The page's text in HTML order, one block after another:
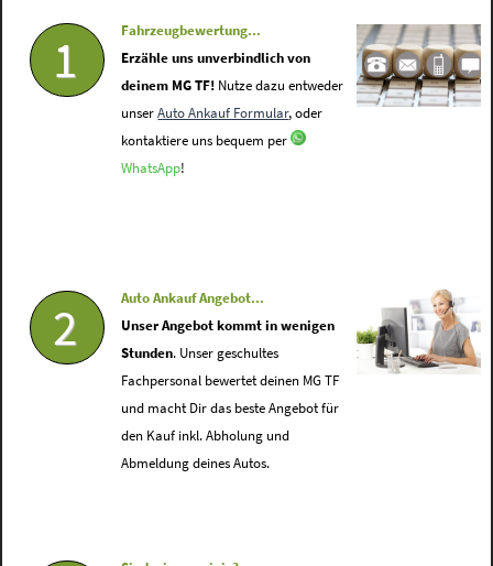
1
Fahrzeugbewertung...
Erzähle uns unverbindlich von
deinem MG TF! Nutze dazu entweder
unserAuto Ankauf Formular, oder
kontaktiere uns bequem per
WhatsApp!
2
Auto Ankauf Angebot...
Unser Angebot kommt in wenigen
Stunden. Unser geschultes
Fachpersonal bewertet deinen MG TF
und macht Dir das beste Angebot für
den Kauf inkl. Abholung und
Abmeldung deines Autos.